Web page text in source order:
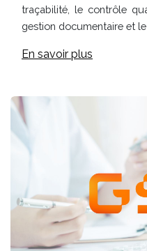
traçabilité, le contrôle
gestion documentaire et le
En savoir plus